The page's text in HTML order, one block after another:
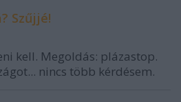
Szűjjé!
kell. Megoldás: plázastop.
nincs több kérdésem.